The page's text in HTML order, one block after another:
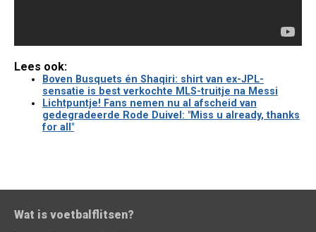
Lees ook:
Boven Busquets én Shaqiri: shirt van ex-JPL-
sensatie is best verkochte MLS-truitje na Messi
Lichtpuntje! Fans nemen nu al afscheid van
gedegradeerde Rode Duivel: "Miss u already, thanks
for all"
Wat is voetbalflitsen?